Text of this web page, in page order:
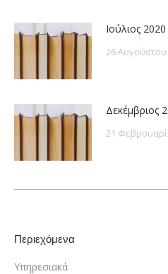
Ιούλιος 2020
26 Αυγούστου
Δεκέμβριος
21
Περιεχόμενα
Υπηρεσιακά